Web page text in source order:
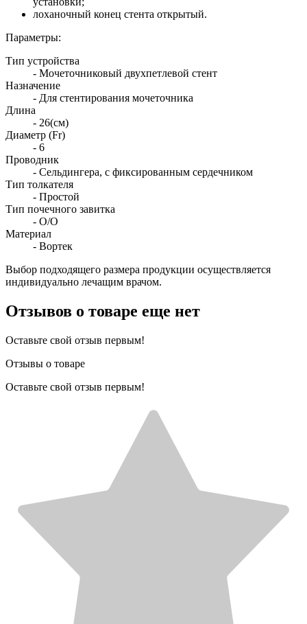
лоханочный конец стента открытый.
Параметры:
Тип устройства
- Мочеточниковый двухпетлевой стент
Назначение
- Для стентирования мочеточника
Длина
- 26(см)
Диаметр (Fr)
- 6
Проводник
- Сельдингера, с фиксированным сердечником
Тип толкателя
- Простой
Тип почечного завитка
- О/О
Материал
- Вортек
Выбор подходящего размера продукции осуществляется
индивидуально лечащим врачом.
Отзывов о товаре еще нет
Оставьте свой отзыв первым!
Отзывы о товаре
Оставьте свой отзыв первым!